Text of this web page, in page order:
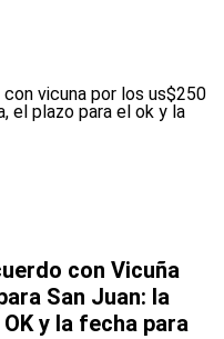
con Vicuña
San Juan: la
y la fecha para